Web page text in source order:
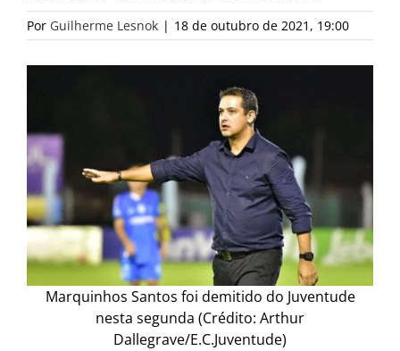
Por Guilherme Lesnok | 18 de outubro de 2021, 19:00
Marquinhos Santos foi demitido do Juventude
nesta segunda (Crédito: Arthur
Dallegrave/E.C.Juventude)